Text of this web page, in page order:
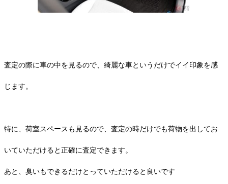
査定の際に車の中を見るので、綺麗な車というだけでイイ印象を感
じます。
特に、荷室スペースも見るので、査定の時だけでも荷物を出してお
いていただけると正確に査定できます。
あと、臭いもできるだけとっていただけると良いです